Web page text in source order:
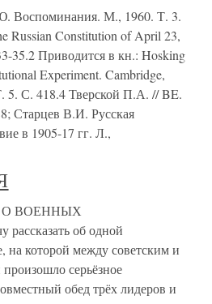
Воспоминания. М., 1960. Т. 3.
Russian Constitution of April 23,
35.2 Приводится в кн.: Hosking
Experiment. Cambridge,
5. С. 418.4 Тверской П.А. // BE.
Старцев В.И. Русская
в 1905-17 гг. Л.,
О ВОЕННЫХ
об одной
на которой между советским и
серьёзное
обед трёх лидеров и